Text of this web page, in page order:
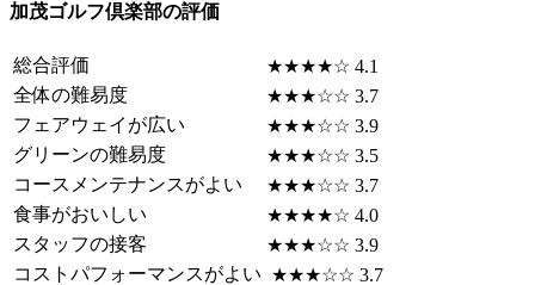
加茂ゴルフ倶楽部の評価
総合評価
★★★★☆ 4.1
全体の難易度
★★★☆☆ 3.7
フェアウェイが広い
★★★☆☆ 3.9
グリーンの難易度
★★★☆☆ 3.5
コースメンテナンスがよい
★★★☆☆ 3.7
食事がおいしい
★★★★☆ 4.0
スタッフの接客
★★★☆☆ 3.9
コストパフォーマンスがよい ★★★☆☆ 3.7